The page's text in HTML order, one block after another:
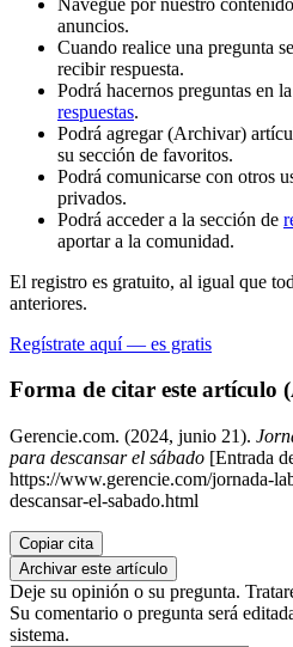
anuncios.
Cuando realice una pregunta
recibir respuesta.
Podrá hacernos preguntas en
respuestas.
Podrá agregar (Archivar)
su sección de favoritos.
Podrá comunicarse con otros
privados.
Podrá acceder a la sección de
aportar a la comunidad.
El registro es gratuito, al igual que
anteriores.
Regístrate aquí — es gratis
Forma de citar este artículo
Gerencie.com. (2024, junio 21).
para descansar el sábado [Entrada
https://www.gerencie.com/jornada-
descansar-el-sabado.html
Copiar cita
Archivar este artículo
Deje su opinión o su pregunta.
Su comentario o pregunta será
sistema.